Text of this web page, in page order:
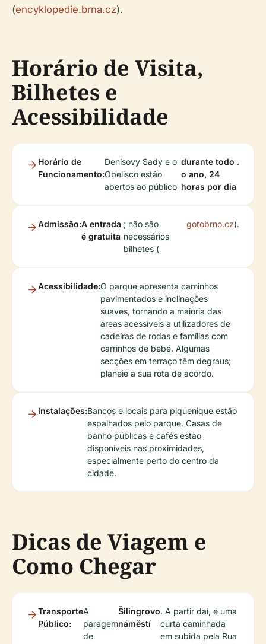
(encyklopedie.brna.cz).
Horário de Visita,
Bilhetes e
Acessibilidade
Horário de
Funcionamento:
Denisovy Sady e o
Obelisco estão
abertos ao público
durante todo
o ano, 24
horas por dia
.
Admissão:A entrada
é gratuita
; não são
necessários
bilhetes (
gotobrno.cz).
Acessibilidade:O parque apresenta caminhos
pavimentados e inclinações
suaves, tornando a maioria das
áreas acessíveis a utilizadores de
cadeiras de rodas e famílias com
carrinhos de bebé. Algumas
secções em terraço têm degraus;
planeie a sua rota de acordo.
Instalações:Bancos e locais para piquenique estão
espalhados pelo parque. Casas de
banho públicas e cafés estão
disponíveis nas proximidades,
especialmente perto do centro da
cidade.
Dicas de Viagem e
Como Chegar
Transporte
Público:
A
paragem
de
Šilingrovo
náměstí
. A partir daí, é uma
curta caminhada
em subida pela Rua